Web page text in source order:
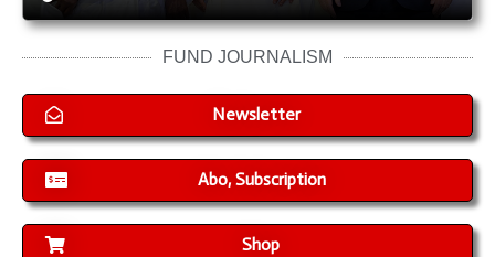
FUND JOURNALISM
Newsletter
Abo, Subscription
Shop